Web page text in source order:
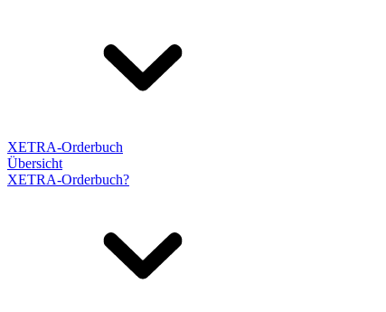
XETRA-Orderbuch
Übersicht
XETRA-Orderbuch?